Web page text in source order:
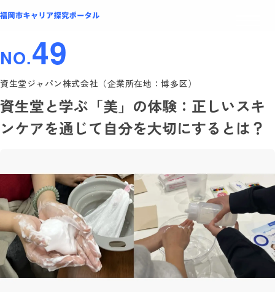
NO.49
資生堂ジャパン株式会社（企業所在地：博多区）
資生堂と学ぶ「美」の体験：正しいスキ
ンケアを通じて自分を大切にするとは？